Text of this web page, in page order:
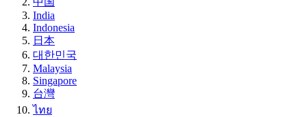
India
Indonesia
日本
대한민국
Malaysia
Singapore
台灣
ไทย